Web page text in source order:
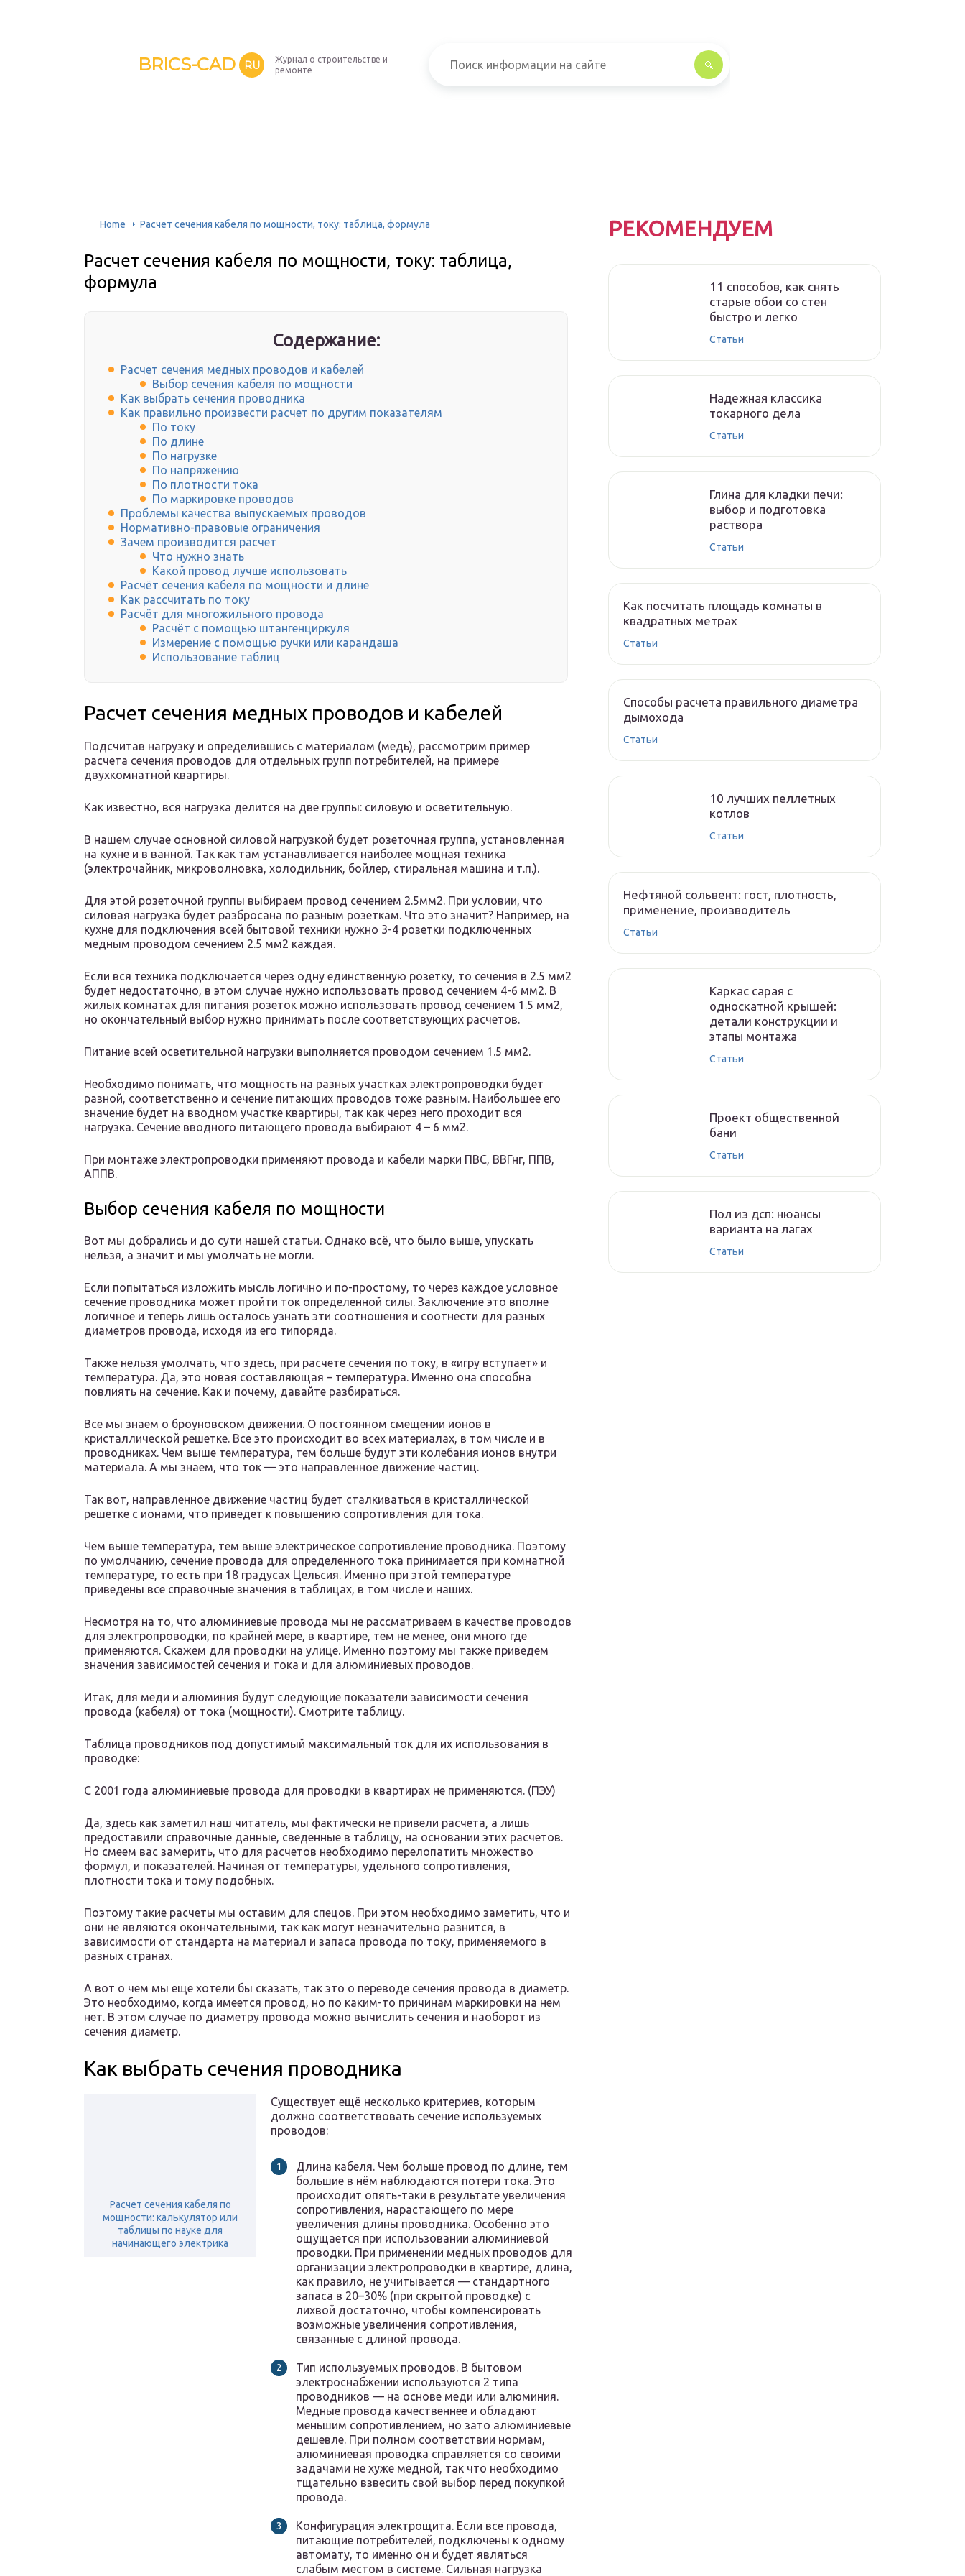
BRICS-CAD RU
Журнал о строительстве и
ремонте
Home Расчет сечения кабеля по мощности, току: таблица, формула
Расчет сечения кабеля по мощности, току: таблица,
формула
Содержание:
Расчет сечения медных проводов и кабелей
Выбор сечения кабеля по мощности
Как выбрать сечения проводника
Как правильно произвести расчет по другим показателям
По току
По длине
По нагрузке
По напряжению
По плотности тока
По маркировке проводов
Проблемы качества выпускаемых проводов
Нормативно-правовые ограничения
Зачем производится расчет
Что нужно знать
Какой провод лучше использовать
Расчёт сечения кабеля по мощности и длине
Как рассчитать по току
Расчёт для многожильного провода
Расчёт с помощью штангенциркуля
Измерение с помощью ручки или карандаша
Использование таблиц
Расчет сечения медных проводов и кабелей
Подсчитав нагрузку и определившись с материалом (медь), рассмотрим пример
расчета сечения проводов для отдельных групп потребителей, на примере
двухкомнатной квартиры.
Как известно, вся нагрузка делится на две группы: силовую и осветительную.
В нашем случае основной силовой нагрузкой будет розеточная группа, установленная
на кухне и в ванной. Так как там устанавливается наиболее мощная техника
(электрочайник, микроволновка, холодильник, бойлер, стиральная машина и т.п.).
Для этой розеточной группы выбираем провод сечением 2.5мм2. При условии, что
силовая нагрузка будет разбросана по разным розеткам. Что это значит? Например, на
кухне для подключения всей бытовой техники нужно 3-4 розетки подключенных
медным проводом сечением 2.5 мм2 каждая.
Если вся техника подключается через одну единственную розетку, то сечения в 2.5 мм2
будет недостаточно, в этом случае нужно использовать провод сечением 4-6 мм2. В
жилых комнатах для питания розеток можно использовать провод сечением 1.5 мм2,
но окончательный выбор нужно принимать после соответствующих расчетов.
Питание всей осветительной нагрузки выполняется проводом сечением 1.5 мм2.
Необходимо понимать, что мощность на разных участках электропроводки будет
разной, соответственно и сечение питающих проводов тоже разным. Наибольшее его
значение будет на вводном участке квартиры, так как через него проходит вся
нагрузка. Сечение вводного питающего провода выбирают 4 – 6 мм2.
При монтаже электропроводки применяют провода и кабели марки ПВС, ВВГнг, ППВ,
АППВ.
Выбор сечения кабеля по мощности
Вот мы добрались и до сути нашей статьи. Однако всё, что было выше, упускать
нельзя, а значит и мы умолчать не могли.
Если попытаться изложить мысль логично и по-простому, то через каждое условное
сечение проводника может пройти ток определенной силы. Заключение это вполне
логичное и теперь лишь осталось узнать эти соотношения и соотнести для разных
диаметров провода, исходя из его типоряда.
Также нельзя умолчать, что здесь, при расчете сечения по току, в «игру вступает» и
температура. Да, это новая составляющая – температура. Именно она способна
повлиять на сечение. Как и почему, давайте разбираться.
Все мы знаем о броуновском движении. О постоянном смещении ионов в
кристаллической решетке. Все это происходит во всех материалах, в том числе и в
проводниках. Чем выше температура, тем больше будут эти колебания ионов внутри
материала. А мы знаем, что ток — это направленное движение частиц.
Так вот, направленное движение частиц будет сталкиваться в кристаллической
решетке с ионами, что приведет к повышению сопротивления для тока.
Чем выше температура, тем выше электрическое сопротивление проводника. Поэтому
по умолчанию, сечение провода для определенного тока принимается при комнатной
температуре, то есть при 18 градусах Цельсия. Именно при этой температуре
приведены все справочные значения в таблицах, в том числе и наших.
Несмотря на то, что алюминиевые провода мы не рассматриваем в качестве проводов
для электропроводки, по крайней мере, в квартире, тем не менее, они много где
применяются. Скажем для проводки на улице. Именно поэтому мы также приведем
значения зависимостей сечения и тока и для алюминиевых проводов.
Итак, для меди и алюминия будут следующие показатели зависимости сечения
провода (кабеля) от тока (мощности). Смотрите таблицу.
Таблица проводников под допустимый максимальный ток для их использования в
проводке:
С 2001 года алюминиевые провода для проводки в квартирах не применяются. (ПЭУ)
Да, здесь как заметил наш читатель, мы фактически не привели расчета, а лишь
предоставили справочные данные, сведенные в таблицу, на основании этих расчетов.
Но смеем вас замерить, что для расчетов необходимо перелопатить множество
формул, и показателей. Начиная от температуры, удельного сопротивления,
плотности тока и тому подобных.
Поэтому такие расчеты мы оставим для спецов. При этом необходимо заметить, что и
они не являются окончательными, так как могут незначительно разнится, в
зависимости от стандарта на материал и запаса провода по току, применяемого в
разных странах.
А вот о чем мы еще хотели бы сказать, так это о переводе сечения провода в диаметр.
Это необходимо, когда имеется провод, но по каким-то причинам маркировки на нем
нет. В этом случае по диаметру провода можно вычислить сечения и наоборот из
сечения диаметр.
Как выбрать сечения проводника
Расчет сечения кабеля по
мощности: калькулятор или
таблицы по науке для
начинающего электрика
Существует ещё несколько критериев, которым
должно соответствовать сечение используемых
проводов:
Длина кабеля. Чем больше провод по длине, тем
большие в нём наблюдаются потери тока. Это
происходит опять-таки в результате увеличения
сопротивления, нарастающего по мере
увеличения длины проводника. Особенно это
ощущается при использовании алюминиевой
проводки. При применении медных проводов для
организации электропроводки в квартире, длина,
как правило, не учитывается — стандартного
запаса в 20–30% (при скрытой проводке) с
лихвой достаточно, чтобы компенсировать
возможные увеличения сопротивления,
связанные с длиной провода.
Тип используемых проводов. В бытовом
электроснабжении используются 2 типа
проводников — на основе меди или алюминия.
Медные провода качественнее и обладают
меньшим сопротивлением, но зато алюминиевые
дешевле. При полном соответствии нормам,
алюминиевая проводка справляется со своими
задачами не хуже медной, так что необходимо
тщательно взвесить свой выбор перед покупкой
провода.
Конфигурация электрощита. Если все провода,
питающие потребителей, подключены к одному
автомату, то именно он и будет являться
слабым местом в системе. Сильная нагрузка
РЕКОМЕНДУЕМ
11 способов, как снять
старые обои со стен
быстро и легко
Cтатьи
Надежная классика
токарного дела
Cтатьи
Глина для кладки печи:
выбор и подготовка
раствора
Cтатьи
Как посчитать площадь комнаты в
квадратных метрах
Cтатьи
Способы расчета правильного диаметра
дымохода
Cтатьи
10 лучших пеллетных
котлов
Cтатьи
Нефтяной сольвент: гост, плотность,
применение, производитель
Cтатьи
Каркас сарая с
односкатной крышей:
детали конструкции и
этапы монтажа
Cтатьи
Проект общественной
бани
Cтатьи
Пол из дсп: нюансы
варианта на лагах
Cтатьи